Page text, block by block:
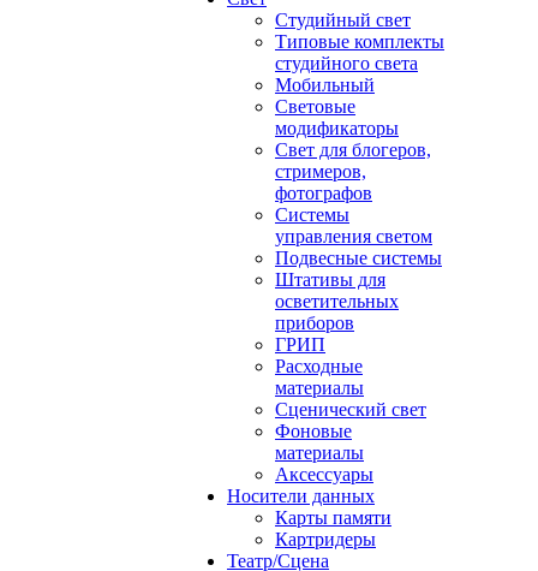
Студийный свет
Типовые комплекты
студийного света
Мобильный
Световые
модификаторы
Свет для блогеров,
стримеров,
фотографов
Системы
управления светом
Подвесные системы
Штативы для
осветительных
приборов
ГРИП
Расходные
материалы
Сценический свет
Фоновые
материалы
Аксессуары
Носители данных
Карты памяти
Картридеры
Театр/Сцена